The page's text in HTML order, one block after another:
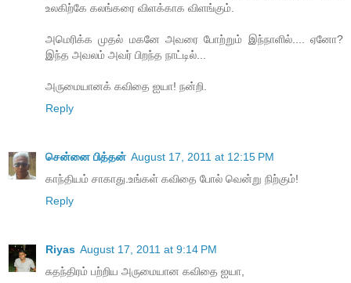
உலகிற்கே கலங்கரை விளக்காக விளங்கும்.
அமெரிக்க முதல் மகனே அவரை போற்றும் இந்நாளில்.... ஏனோ?
இந்த அவலம் அவர் பிறந்த நாட்டில்...
அருமையானக் கவிதை ஐயா! நன்றி.
Reply
சென்னை பித்தன் August 17, 2011 at 12:15 PM
காந்தியம் சாகாது.உங்கள் கவிதை போல் வென்று நிற்கும்!
Reply
Riyas August 17, 2011 at 9:14 PM
சுதந்திரம் பற்றிய அருமையான கவிதை ஐயா,